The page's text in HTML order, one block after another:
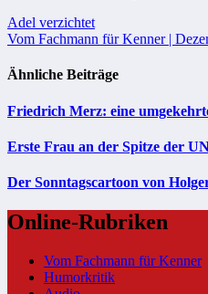
Beitragsnavigation
Adel verzichtet
Vom Fachmann für Kenner |
Ähnliche Beiträge
Friedrich Merz: eine
Erste Frau an der Spitze der
Der Sonntagscartoon von
Online-Rubriken
Vom Fachmann für Kenner
Humorkritik